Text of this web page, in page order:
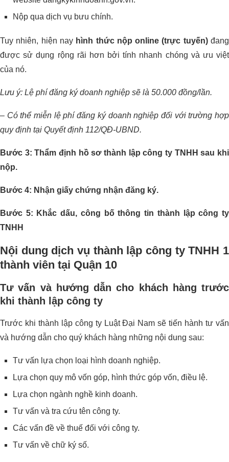
Nộp qua dịch vụ bưu chính.
Tuy nhiên, hiện nay hình thức nộp online (trực tuyến)đang
được sử dụng rộng rãi hơn bởi tính nhanh chóng và ưu việt
của nó.
Lưu ý: Lệ phí đăng ký doanh nghiệp sẽ là 50.000 đồng/lần.
– Có thể miễn lệ phí đăng ký doanh nghiệp đối với trường hợp
quy định tại Quyết định 112/QĐ-UBND.
Bước 3: Thẩm định hồ sơ thành lập công ty TNHH sau khi
nộp.
Bước 4: Nhận giấy chứng nhận đăng ký.
Bước 5: Khắc dấu, công bố thông tin thành lập công ty
TNHH
Nội dung dịch vụ thành lập công ty TNHH 1
thành viên tại Quận 10
Tư vấn và hướng dẫn cho khách hàng trước
khi thành lập công ty
Trước khi thành lập công ty Luật Đại Nam sẽ tiến hành tư vấn
và hướng dẫn cho quý khách hàng những nội dung sau:
Tư vấn lựa chọn loại hình doanh nghiệp.
Lựa chọn quy mô vốn góp, hình thức góp vốn, điều lệ.
Lựa chọn ngành nghề kinh doanh.
Tư vấn và tra cứu tên công ty.
Các vấn đề về thuế đối với công ty.
Tư vấn về chữ ký số.